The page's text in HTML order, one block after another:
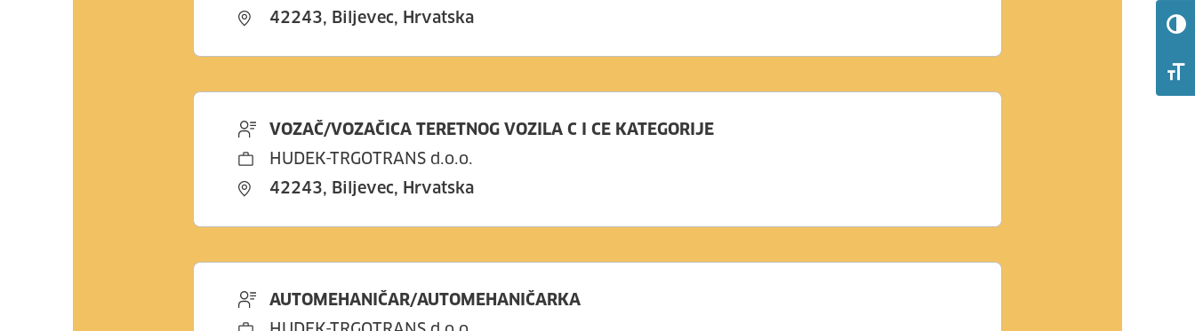
42243, Biljevec, Hrvatska
VOZAČ/VOZAČICA TERETNOG VOZILA C I CE KATEGORIJE
HUDEK-TRGOTRANS d.o.o.
42243, Biljevec, Hrvatska
AUTOMEHANIČAR/AUTOMEHANIČARKA